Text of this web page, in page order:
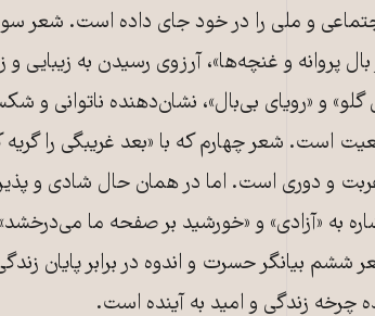
و ملی را در خود جای داده است. شعر
پروانه و غنچه‌ها»، آرزوی رسیدن به زیبایی
و «رویای بی‌بال»، نشان‌دهنده ناتوانی و
است. شعر چهارم که با «بعد غریبگی را
و دوری است. اما در همان حال شادی و
به «آزادی» و «خورشید بر صفحه ما
ششم بیانگر حسرت و اندوه در برابر پایان
چرخه زندگی و امید به آینده است.